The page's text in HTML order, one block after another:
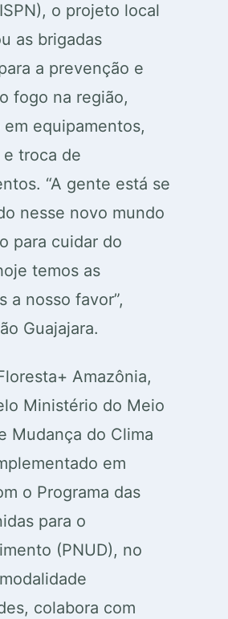
o projeto local
as brigadas
a prevenção e
fogo na região,
equipamentos,
troca de
“A gente está se
nesse novo mundo
para cuidar do
temos as
a nosso favor”,
Guajajara.
Amazônia,
Ministério do Meio
Mudança do Clima
em
o Programa das
para o
(PNUD), no
colabora com